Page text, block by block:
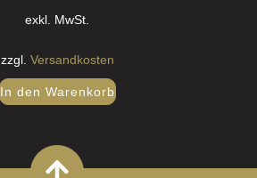
exkl. MwSt.
zzgl. Versandkosten
In den Warenkorb